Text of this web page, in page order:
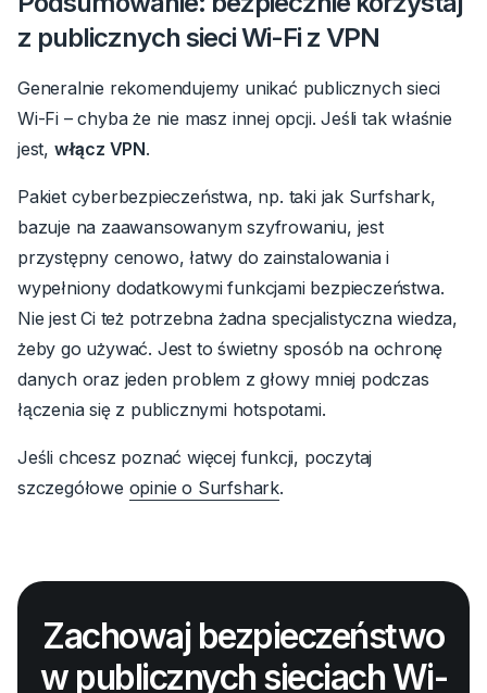
z publicznych sieci Wi-Fi z VPN
Generalnie rekomendujemy unikać publicznych sieci
Wi-Fi – chyba że nie masz innej opcji. Jeśli tak właśnie
jest, włącz VPN.
Pakiet cyberbezpieczeństwa, np. taki jak Surfshark,
bazuje na zaawansowanym szyfrowaniu, jest
przystępny cenowo, łatwy do zainstalowania i
wypełniony dodatkowymi funkcjami bezpieczeństwa.
Nie jest Ci też potrzebna żadna specjalistyczna wiedza,
żeby go używać. Jest to świetny sposób na ochronę
danych oraz jeden problem z głowy mniej podczas
łączenia się z publicznymi hotspotami.
Jeśli chcesz poznać więcej funkcji, poczytaj
szczegółowe opinie o Surfshark.
Zachowaj bezpieczeństwo
w publicznych sieciach Wi-